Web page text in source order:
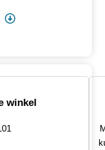
winkel